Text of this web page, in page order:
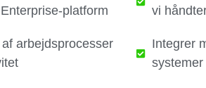
platform
arbejdsprocesser
vi
Integrer